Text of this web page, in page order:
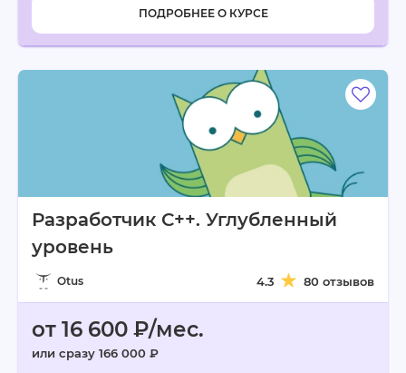
ПОДРОБНЕЕ О КУРСЕ
Разработчик С++. Углубленный
уровень
Otus 4.3 80 отзывов
от 16 600 ₽/мес.
или сразу 166 000 ₽